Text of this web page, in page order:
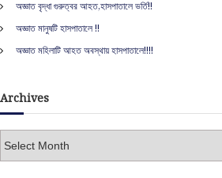
অজ্ঞাত বৃদ্ধা গুরুত্বর আহত,হাসপাতালে ভর্তি!!
অজ্ঞাত মানুষটি হাসপাতালে !!
অজ্ঞাত মহিলাটি আহত অবস্থায় হাসপাতালে!!!!
Archives